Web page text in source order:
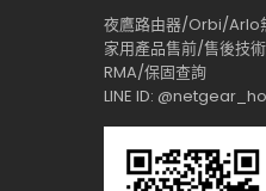
夜鷹路由器/Orbi/Arlo
家用產品售前/售後技
RMA/保固查詢
LINE ID: